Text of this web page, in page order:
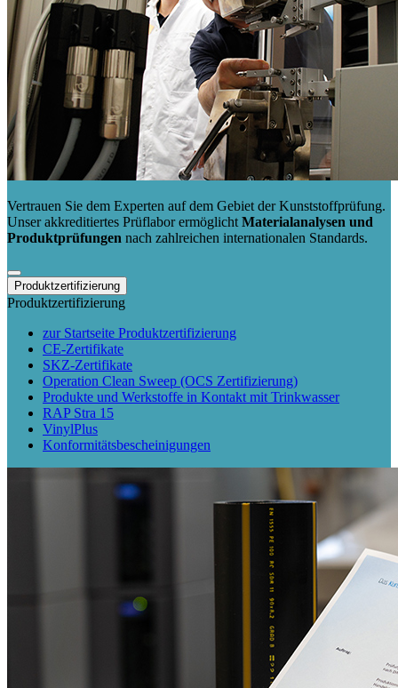
Vertrauen Sie dem Experten auf dem Gebiet der Kunststoffprüfung.
Unser akkreditiertes Prüflabor ermöglichtMaterialanalysen und
Produktprüfungen nach zahlreichen internationalen Standards.
Produktzertifizierung
Produktzertifizierung
zur Startseite Produktzertifizierung
CE-Zertifikate
SKZ-Zertifikate
Operation Clean Sweep (OCS Zertifizierung)
Produkte und Werkstoffe in Kontakt mit Trinkwasser
RAP Stra 15
VinylPlus
Konformitätsbescheinigungen